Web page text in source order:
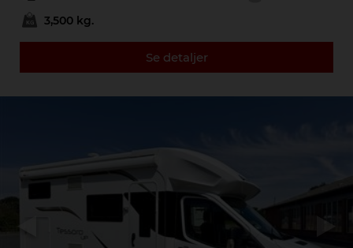
3,500 kg.
Se detaljer